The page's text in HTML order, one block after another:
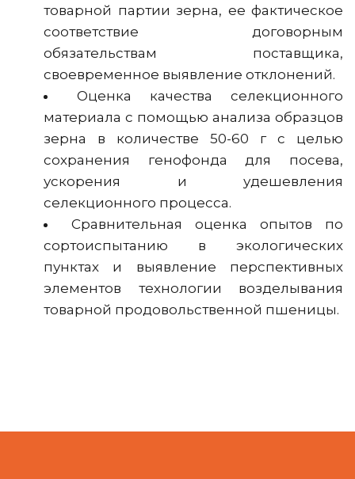
товарной партии зерна, ее фактическое
соответствие договорным
обязательствам поставщика,
своевременное выявление отклонений.
Оценка качества селекционного
материала с помощью анализа образцов
зерна в количестве 50-60 г с целью
сохранения генофонда для посева,
ускорения и удешевления
селекционного процесса.
Сравнительная оценка опытов по
сортоиспытанию в экологических
пунктах и выявление перспективных
элементов технологии возделывания
товарной продовольственной пшеницы.